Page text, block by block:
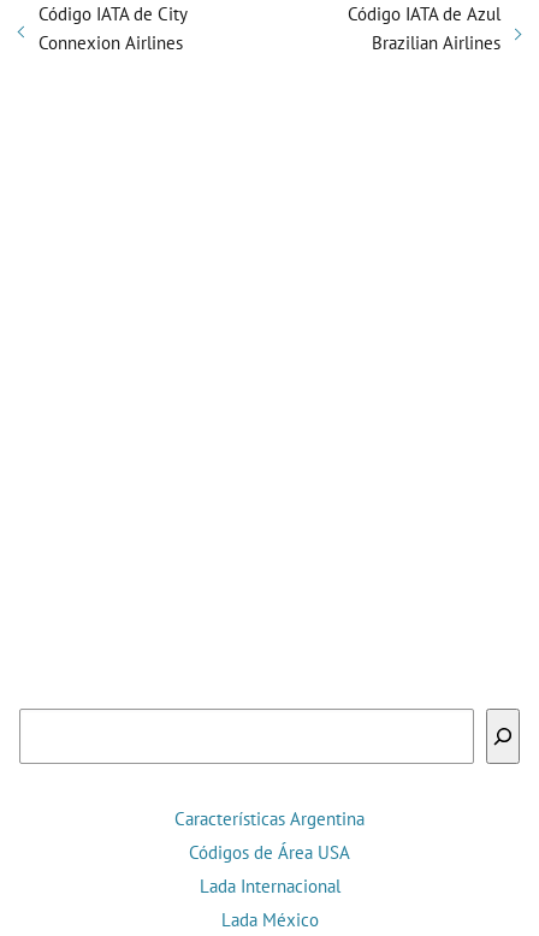
Código IATA de City
Connexion Airlines
Código IATA de Azul
Brazilian Airlines
Características Argentina
Códigos de Área USA
Lada Internacional
Lada México